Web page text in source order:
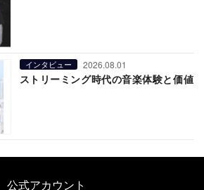
インタビュー 2026.08.01
ストリーミング時代の音楽体験と価値
公式アカウント